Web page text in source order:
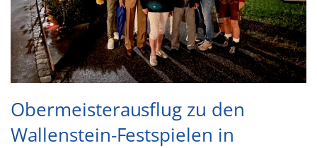
Obermeisterausflug zu den
Wallenstein-Festspielen in